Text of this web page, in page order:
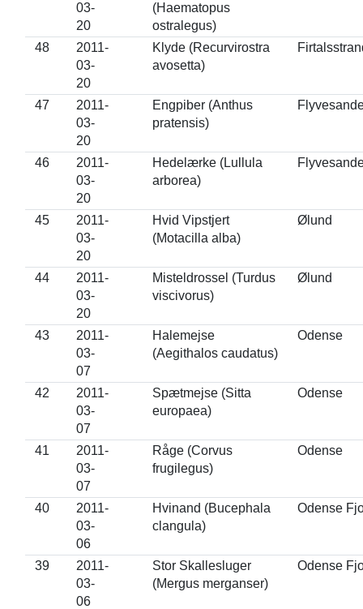
03-
20
(Haematopus
ostralegus)
48
2011-
03-
20
Klyde (Recurvirostra
avosetta)
47
2011-
03-
20
Engpiber (Anthus
pratensis)
46
2011-
03-
20
Hedelærke (Lullula
arborea)
45
2011-
03-
20
Hvid Vipstjert
(Motacilla alba)
Ølund
44
2011-
03-
20
Misteldrossel (Turdus
viscivorus)
Ølund
43
2011-
03-
07
Halemejse
(Aegithalos caudatus)
Odense
42
2011-
03-
07
Spætmejse (Sitta
europaea)
Odense
41
2011-
03-
07
Råge (Corvus
frugilegus)
Odense
40
2011-
03-
06
Hvinand (Bucephala
clangula)
Odense
39
2011-
03-
06
Stor Skallesluger
(Mergus merganser)
Odense